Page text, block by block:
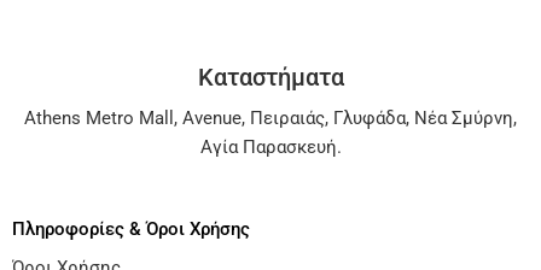
Καταστήματα
Athens Metro Mall , Avenue, Πειραιάς, Γλυφάδα, Νέα Σμύρνη,
Αγία Παρασκευή.
Πληροφορίες & Όροι Χρήσης